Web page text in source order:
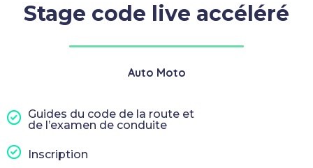
Stage code live accéléré
Auto Moto
Guides du code de la route et
de l’examen de conduite
Inscription